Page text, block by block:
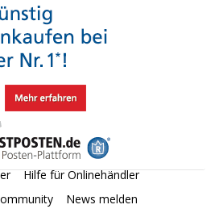
Hilfe für Onlinehändler
News melden